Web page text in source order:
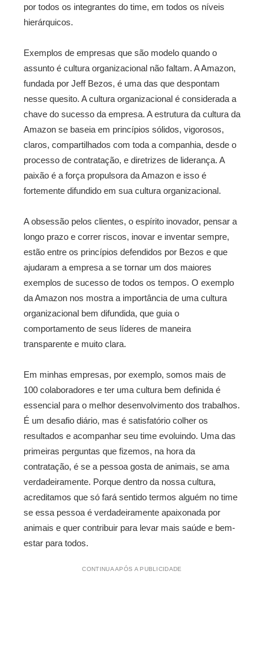
por todos os integrantes do time, em todos os níveis
hierárquicos.
Exemplos de empresas que são modelo quando o
assunto é cultura organizacional não faltam. A Amazon,
fundada por Jeff Bezos, é uma das que despontam
nesse quesito. A cultura organizacional é considerada a
chave do sucesso da empresa. A estrutura da cultura da
Amazon se baseia em princípios sólidos, vigorosos,
claros, compartilhados com toda a companhia, desde o
processo de contratação, e diretrizes de liderança. A
paixão é a força propulsora da Amazon e isso é
fortemente difundido em sua cultura organizacional.
A obsessão pelos clientes, o espírito inovador, pensar a
longo prazo e correr riscos, inovar e inventar sempre,
estão entre os princípios defendidos por Bezos e que
ajudaram a empresa a se tornar um dos maiores
exemplos de sucesso de todos os tempos. O exemplo
da Amazon nos mostra a importância de uma cultura
organizacional bem difundida, que guia o
comportamento de seus líderes de maneira
transparente e muito clara.
Em minhas empresas, por exemplo, somos mais de
100 colaboradores e ter uma cultura bem definida é
essencial para o melhor desenvolvimento dos trabalhos.
É um desafio diário, mas é satisfatório colher os
resultados e acompanhar seu time evoluindo. Uma das
primeiras perguntas que fizemos, na hora da
contratação, é se a pessoa gosta de animais, se ama
verdadeiramente. Porque dentro da nossa cultura,
acreditamos que só fará sentido termos alguém no time
se essa pessoa é verdadeiramente apaixonada por
animais e quer contribuir para levar mais saúde e bem-
estar para todos.
CONTINUA APÓS A PUBLICIDADE